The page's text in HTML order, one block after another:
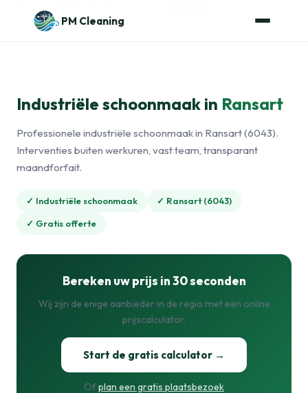
Naar de inhoud
PM Cleaning
Industriële schoonmaak in Ransart
Professionele industriële schoonmaak in Ransart (6043).
Interventies buiten werkuren, vast team, transparant
maandforfait.
✓ Industriële schoonmaak ✓ Ransart (6043)
✓ Gratis offerte
Bereken uw prijs in 30 seconden
Wij zijn de enige aanbieder in de regio met een online
prijscalculator.
Start de gratis calculator →
Ofplan een gratis plaatsbezoek